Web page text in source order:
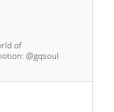
of
@gqsoul